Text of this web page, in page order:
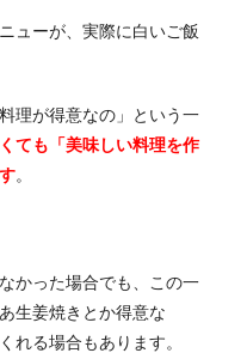
ューが、実際に白いご飯
理が得意なの」という一
ても「美味しい料理を作
。
かった場合でも、この一
生姜焼きとか得意な
れる場合もあります。